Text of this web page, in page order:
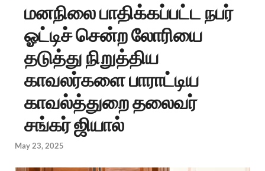
மனநிலை பாதிக்கப்பட்ட நபர்
ஓட்டிச் சென்ற லோரியை
தடுத்து நிறுத்திய
காவலர்களை பாராட்டிய
காவல்த்துறை தலைவர்
சங்கர் ஜியால்
May 23, 2025